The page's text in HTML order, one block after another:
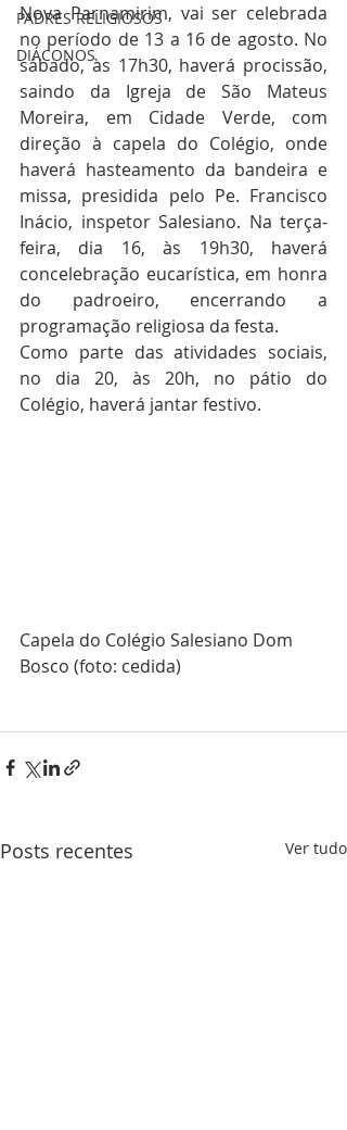
PADRES RELIGIOSOS
DIÁCONOS
Nova Parnamirim, vai ser celebrada
no período de 13 a 16 de agosto. No
sábado, às 17h30, haverá procissão,
saindo da Igreja de São Mateus
Moreira, em Cidade Verde, com
direção à capela do Colégio, onde
haverá hasteamento da bandeira e
missa, presidida pelo Pe. Francisco
Inácio, inspetor Salesiano. Na terça-
feira, dia 16, às 19h30, haverá
concelebração eucarística, em honra
do padroeiro, encerrando a
programação religiosa da festa.
Como parte das atividades sociais,
no dia 20, às 20h, no pátio do
Colégio, haverá jantar festivo.
Capela do Colégio Salesiano Dom
Bosco (foto: cedida)
Posts recentes Ver tudo